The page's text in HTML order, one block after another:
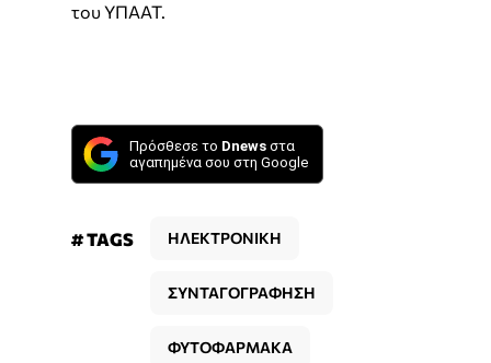
του ΥΠΑΑΤ.
Πρόσθεσε το Dnews στα
αγαπημένα σου στη Google
# TAGS ΗΛΕΚΤΡΟΝΙΚΗ
ΣΥΝΤΑΓΟΓΡΑΦΗΣΗ
ΦΥΤΟΦΑΡΜΑΚΑ